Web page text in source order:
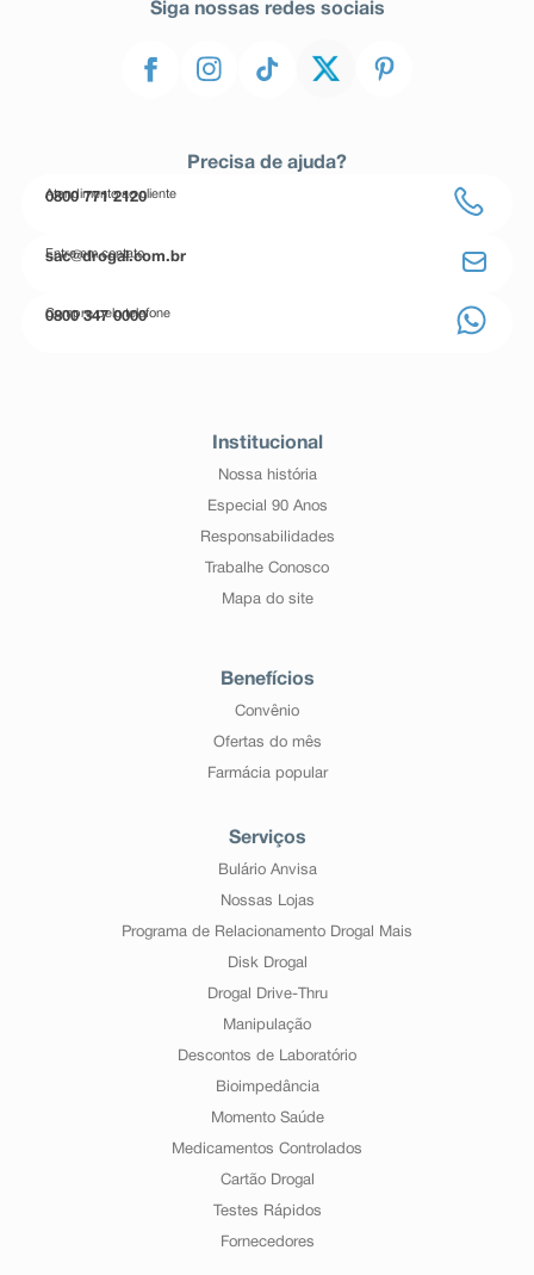
Siga nossas redes sociais
Precisa de ajuda?
Atendimento ao cliente
0800 771 2120
Entre em contato
sac@drogal.com.br
Compre pelo telefone
0800 347 0000
Institucional
Nossa história
Especial 90 Anos
Responsabilidades
Trabalhe Conosco
Mapa do site
Benefícios
Convênio
Ofertas do mês
Farmácia popular
Serviços
Bulário Anvisa
Nossas Lojas
Programa de Relacionamento Drogal Mais
Disk Drogal
Drogal Drive-Thru
Manipulação
Descontos de Laboratório
Bioimpedância
Momento Saúde
Medicamentos Controlados
Cartão Drogal
Testes Rápidos
Fornecedores